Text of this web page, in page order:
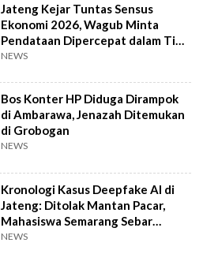
Jateng Kejar Tuntas Sensus
Ekonomi 2026, Wagub Minta
Pendataan Dipercepat dalam Tiga
Pekan
NEWS
Bos Konter HP Diduga Dirampok
di Ambarawa, Jenazah Ditemukan
di Grobogan
NEWS
Kronologi Kasus Deepfake AI di
Jateng: Ditolak Mantan Pacar,
Mahasiswa Semarang Sebar
Konten Porno
NEWS